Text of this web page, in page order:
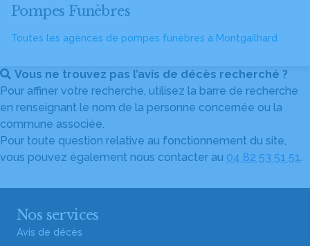
Pompes Funèbres
Toutes les agences de pompes funèbres à Montgailhard
Vous ne trouvez pas l’avis de décès recherché ?
Pour affiner votre recherche, utilisez la barre de recherche
en renseignant le nom de la personne concernée ou la
commune associée.
Pour toute question relative au fonctionnement du site,
vous pouvez également nous contacter au 04 82 53 51 51.
Nos services
Avis de décès